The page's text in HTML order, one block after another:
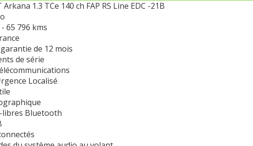
Arkana 1.3 TCe 140 ch FAP RS Line EDC -21B
65 796 kms
de 12 mois
de série
Localisé
libres Bluetooth